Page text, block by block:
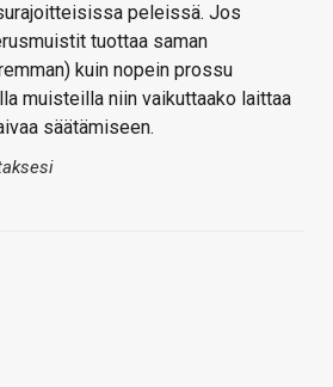
peleissä. Jos
tuottaa saman
kuin nopein prossu
muisteilla niin vaikuttaako laittaa
säätämiseen.